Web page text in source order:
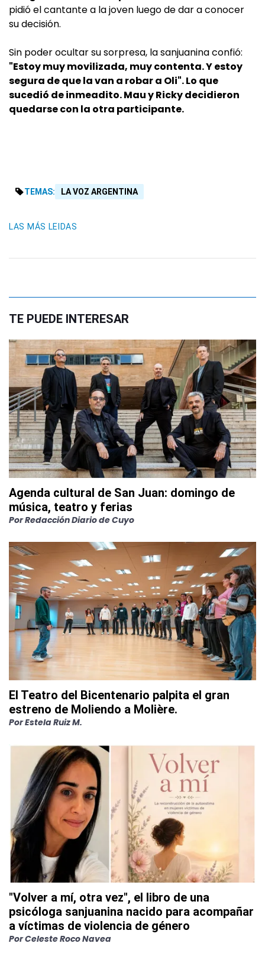
pidió el cantante a la joven luego de dar a conocer
su decisión.
Sin poder ocultar su sorpresa, la sanjuanina confió:
"Estoy muy movilizada, muy contenta. Y estoy
segura de que la van a robar a Oli". Lo que
sucedió de inmeadito. Mau y Ricky decidieron
quedarse con la otra participante.
TEMAS: LA VOZ ARGENTINA
LAS MÁS LEIDAS
TE PUEDE INTERESAR
Agenda cultural de San Juan: domingo de
música, teatro y ferias
PorRedacción Diario de Cuyo
El Teatro del Bicentenario palpita el gran
estreno de Moliendo a Molière.
PorEstela Ruiz M.
"Volver a mí, otra vez", el libro de una
psicóloga sanjuanina nacido para acompañar
a víctimas de violencia de género
PorCeleste Roco Navea